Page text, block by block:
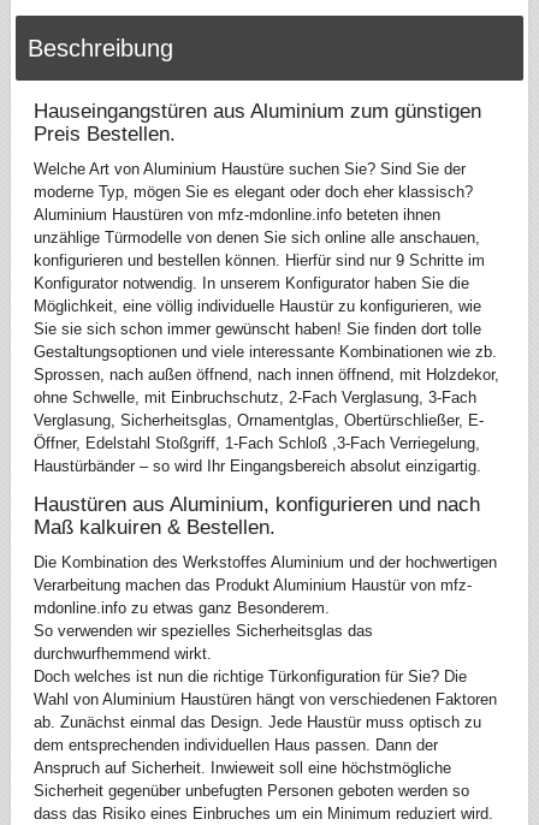
Beschreibung
Hauseingangstüren aus Aluminium zum günstigen
Preis Bestellen.
Welche Art von Aluminium Haustüre suchen Sie? Sind Sie der
moderne Typ, mögen Sie es elegant oder doch eher klassisch?
Aluminium Haustüren von mfz-mdonline.info beteten ihnen
unzählige Türmodelle von denen Sie sich online alle anschauen,
konfigurieren und bestellen können. Hierfür sind nur 9 Schritte im
Konfigurator notwendig. In unserem Konfigurator haben Sie die
Möglichkeit, eine völlig individuelle Haustür zu konfigurieren, wie
Sie sie sich schon immer gewünscht haben! Sie finden dort tolle
Gestaltungsoptionen und viele interessante Kombinationen wie zb.
Sprossen, nach außen öffnend, nach innen öffnend, mit Holzdekor,
ohne Schwelle, mit Einbruchschutz, 2-Fach Verglasung, 3-Fach
Verglasung, Sicherheitsglas, Ornamentglas, Obertürschließer, E-
Öffner, Edelstahl Stoßgriff, 1-Fach Schloß ,3-Fach Verriegelung,
Haustürbänder – so wird Ihr Eingangsbereich absolut einzigartig.
Haustüren aus Aluminium, konfigurieren und nach
Maß kalkuiren & Bestellen.
Die Kombination des Werkstoffes Aluminium und der hochwertigen
Verarbeitung machen das Produkt Aluminium Haustür von mfz-
mdonline.info zu etwas ganz Besonderem.
So verwenden wir spezielles Sicherheitsglas das
durchwurfhemmend wirkt.
Doch welches ist nun die richtige Türkonfiguration für Sie? Die
Wahl von Aluminium Haustüren hängt von verschiedenen Faktoren
ab. Zunächst einmal das Design. Jede Haustür muss optisch zu
dem entsprechenden individuellen Haus passen. Dann der
Anspruch auf Sicherheit. Inwieweit soll eine höchstmögliche
Sicherheit gegenüber unbefugten Personen geboten werden so
dass das Risiko eines Einbruches um ein Minimum reduziert wird.